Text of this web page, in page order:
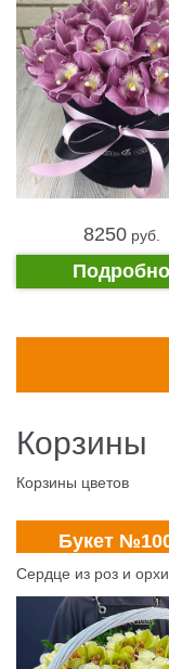
8250pуб.
Подробно
Корзины
Корзины цветов
Букет
Сердце из роз и